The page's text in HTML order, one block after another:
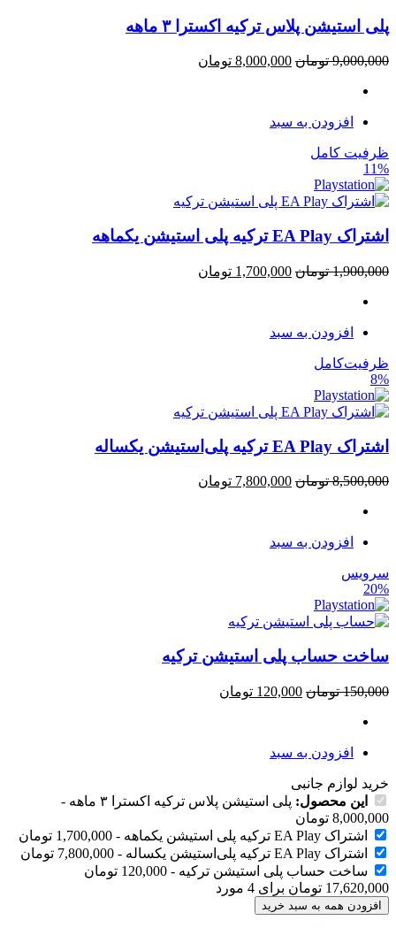
پلی استیشن پلاس ترکیه اکسترا ۳ ماهه
9,000,000 تومان 8,000,000 تومان
افزودن به سبد
ظرفیت کامل
11%
اشتراک EA Play ترکیه پلی استیشن یکماهه
1,900,000 تومان 1,700,000 تومان
افزودن به سبد
ظرفیت‌کامل
8%
اشتراک EA Play ترکیه پلی‌استیشن یکساله
8,500,000 تومان 7,800,000 تومان
افزودن به سبد
سرویس
20%
ساخت حساب پلی استیشن ترکیه
150,000 تومان 120,000 تومان
افزودن به سبد
خرید لوازم جانبی
این محصول: پلی استیشن پلاس ترکیه اکسترا ۳ ماهه
-
8,000,000 تومان
اشتراک EA Play ترکیه پلی استیشن یکماهه
-
1,700,000 تومان
اشتراک EA Play ترکیه پلی‌استیشن یکساله
-
7,800,000 تومان
ساخت حساب پلی استیشن ترکیه -
120,000 تومان
17,620,000 تومان برای 4 مورد
افزودن همه به سبد خرید